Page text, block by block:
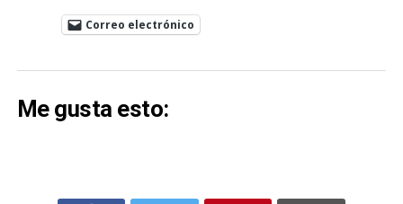
Correo electrónico
Me gusta esto: